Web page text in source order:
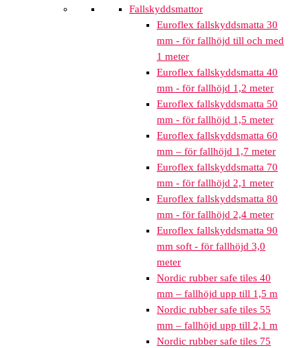
Fallskyddsmattor
Euroflex fallskyddsmatta 30
mm - för fallhöjd till och med
1 meter
Euroflex fallskyddsmatta 40
mm - för fallhöjd 1,2 meter
Euroflex fallskyddsmatta 50
mm - för fallhöjd 1,5 meter
Euroflex fallskyddsmatta 60
mm – för fallhöjd 1,7 meter
Euroflex fallskyddsmatta 70
mm - för fallhöjd 2,1 meter
Euroflex fallskyddsmatta 80
mm - för fallhöjd 2,4 meter
Euroflex fallskyddsmatta 90
mm soft - för fallhöjd 3,0
meter
Nordic rubber safe tiles 40
mm – fallhöjd upp till 1,5 m
Nordic rubber safe tiles 55
mm – fallhöjd upp till 2,1 m
Nordic rubber safe tiles 75